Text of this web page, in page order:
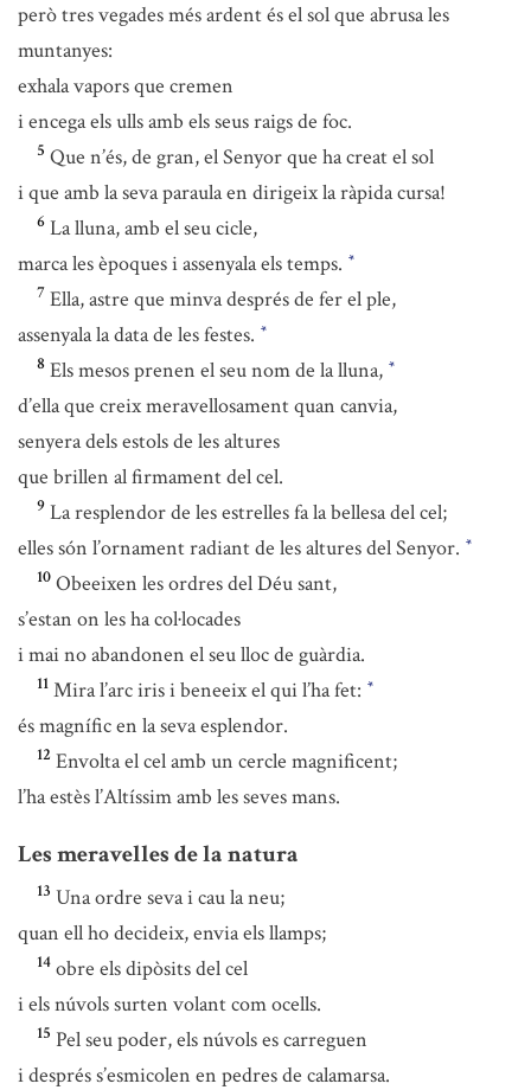
però tres vegades més ardent és el sol que abrusa les
muntanyes:
exhala vapors que cremen
i encega els ulls amb els seus raigs de foc.
5 Que n’és, de gran, el Senyor que ha creat el sol
i que amb la seva paraula en dirigeix la ràpida cursa!
6 La lluna, amb el seu cicle,
marca les èpoques i assenyala els temps. *
7 Ella, astre que minva després de fer el ple,
assenyala la data de les festes. *
8 Els mesos prenen el seu nom de la lluna, *
d’ella que creix meravellosament quan canvia,
senyera dels estols de les altures
que brillen al firmament del cel.
9 La resplendor de les estrelles fa la bellesa del cel;
elles són l’ornament radiant de les altures del Senyor. *
10 Obeeixen les ordres del Déu sant,
s’estan on les ha col·locades
i mai no abandonen el seu lloc de guàrdia.
11 Mira l’arc iris i beneeix el qui l’ha fet: *
és magnífic en la seva esplendor.
12 Envolta el cel amb un cercle magnificent;
l’ha estès l’Altíssim amb les seves mans.
Les meravelles de la natura
13 Una ordre seva i cau la neu;
quan ell ho decideix, envia els llamps;
14 obre els dipòsits del cel
i els núvols surten volant com ocells.
15 Pel seu poder, els núvols es carreguen
i després s’esmicolen en pedres de calamarsa.